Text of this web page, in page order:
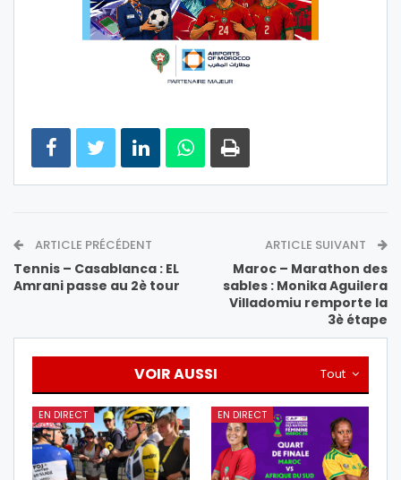
ARTICLE PRÉCÉDENT
Tennis – Casablanca : EL
Amrani passe au 2è tour
ARTICLE SUIVANT
Maroc – Marathon des
sables : Monika Aguilera
Villadomiu remporte la
3è étape
Tout
VOIR AUSSI
EN DIRECT EN DIRECT